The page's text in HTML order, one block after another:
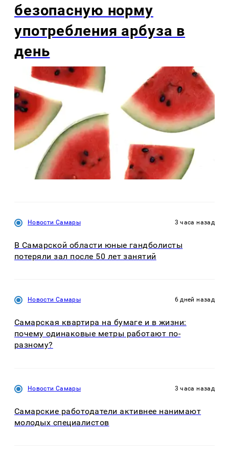
безопасную норму
употребления арбуза в
день
Новости Самары 3 часа назад
В Самарской области юные гандболисты
потеряли зал после 50 лет занятий
Новости Самары 6 дней назад
Самарская квартира на бумаге и в жизни:
почему одинаковые метры работают по-
разному?
Новости Самары 3 часа назад
Самарские работодатели активнее нанимают
молодых специалистов